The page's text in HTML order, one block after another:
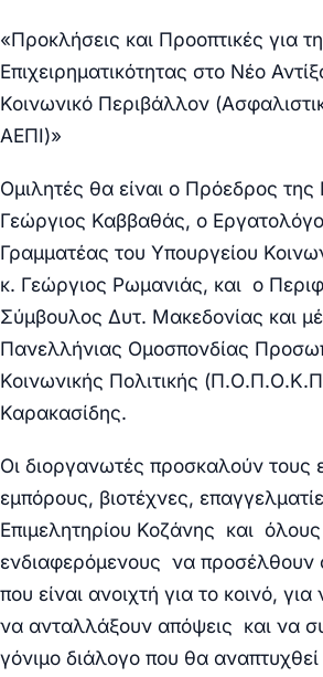
«Προκλήσεις και Προοπτικές για
Επιχειρηματικότητας στο Νέο
Κοινωνικό Περιβάλλον
ΑΕΠΙ)»
Ομιλητές θα είναι ο Πρόεδρος
Γεώργιος Καββαθάς, ο
Γραμματέας του Υπουργείου
κ. Γεώργιος Ρωμανιάς, και ο
Σύμβουλος Δυτ. Μακεδονίας και
Πανελλήνιας Ομοσπονδίας
Κοινωνικής Πολιτικής
Καρακασίδης.
Οι διοργανωτές προσκαλούν τους
εμπόρους, βιοτέχνες,
Επιμελητηρίου Κοζάνης και
ενδιαφερόμενους να προσέλθουν
που είναι ανοιχτή για το κοινό,
να ανταλλάξουν απόψεις και να
γόνιμο διάλογο που θα